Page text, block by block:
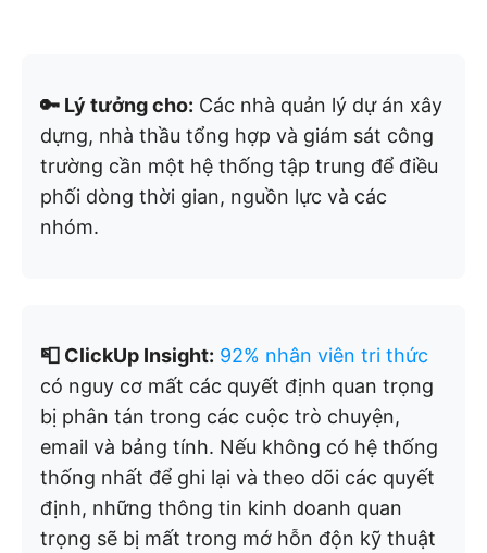
🔑 Lý tưởng cho: Các nhà quản lý dự án xây
dựng, nhà thầu tổng hợp và giám sát công
trường cần một hệ thống tập trung để điều
phối dòng thời gian, nguồn lực và các
nhóm.
📮 ClickUp Insight: 92% nhân viên tri thức
có nguy cơ mất các quyết định quan trọng
bị phân tán trong các cuộc trò chuyện,
email và bảng tính. Nếu không có hệ thống
thống nhất để ghi lại và theo dõi các quyết
định, những thông tin kinh doanh quan
trọng sẽ bị mất trong mớ hỗn độn kỹ thuật